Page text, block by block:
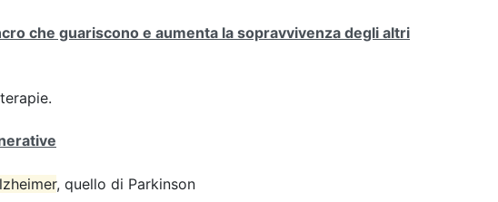
che guariscono e aumenta la sopravvivenza degli altri
, quello di Parkinson